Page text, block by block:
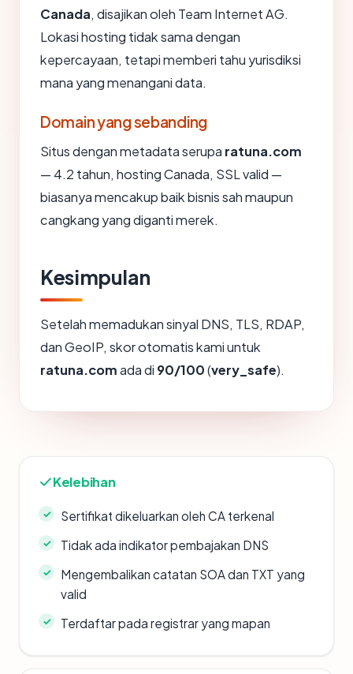
Canada, disajikan oleh Team Internet AG.
Lokasi hosting tidak sama dengan
kepercayaan, tetapi memberi tahu yurisdiksi
mana yang menangani data.
Domain yang sebanding
Situs dengan metadata serupa ratuna.com
— 4.2 tahun, hosting Canada, SSL valid —
biasanya mencakup baik bisnis sah maupun
cangkang yang diganti merek.
Kesimpulan
Setelah memadukan sinyal DNS, TLS, RDAP,
dan GeoIP, skor otomatis kami untuk
ratuna.comada di 90/100(very_safe).
Kelebihan
Sertifikat dikeluarkan oleh CA terkenal
Tidak ada indikator pembajakan DNS
Mengembalikan catatan SOA dan TXT yang
valid
Terdaftar pada registrar yang mapan